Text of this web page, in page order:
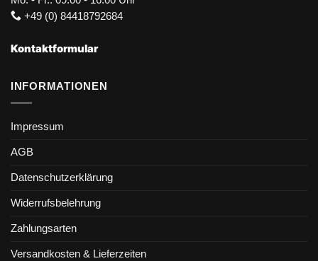
+49 (0) 84418792684
Kontaktformular
INFORMATIONEN
Impressum
AGB
Datenschutzerklärung
Widerrufsbelehrung
Zahlungsarten
Versandkosten & Lieferzeiten